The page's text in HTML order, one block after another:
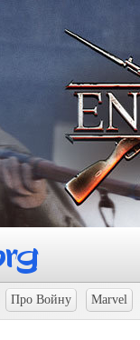
Про Войну Marvel